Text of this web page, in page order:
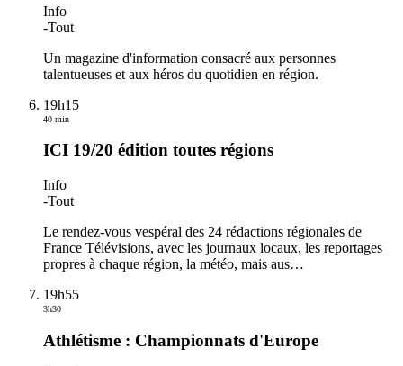
Info
-Tout
Un magazine d'information consacré aux personnes
talentueuses et aux héros du quotidien en région.
19h15
40 min
ICI 19/20 édition toutes régions
Info
-Tout
Le rendez-vous vespéral des 24 rédactions régionales de
France Télévisions, avec les journaux locaux, les reportages
propres à chaque région, la météo, mais aus…
19h55
3h30
Athlétisme : Championnats d'Europe